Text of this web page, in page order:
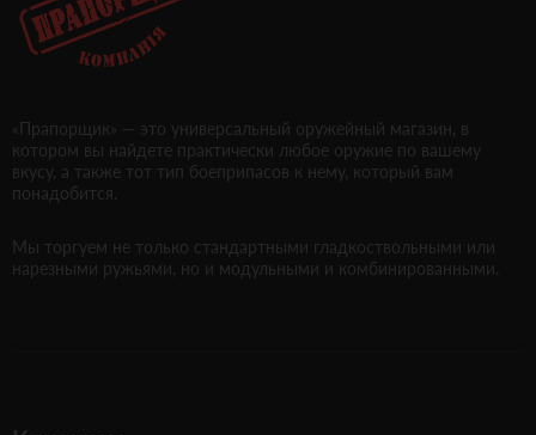
«Прапорщик» — это универсальный оружейный магазин, в
котором вы найдете практически любое оружие по вашему
вкусу, а также тот тип боеприпасов к нему, который вам
понадобится.
Мы торгуем не только стандартными гладкоствольными или
нарезными ружьями, но и модульными и комбинированными.